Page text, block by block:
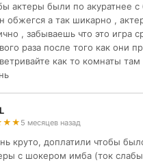
актеры были по акуратнее с
обжегся а так шикарно ,
, забываешь что это игра
раза после того как они
как то комнаты
★ ★ 5 месяцев назад
круто, доплатили чтобы
с шокером имба (ток